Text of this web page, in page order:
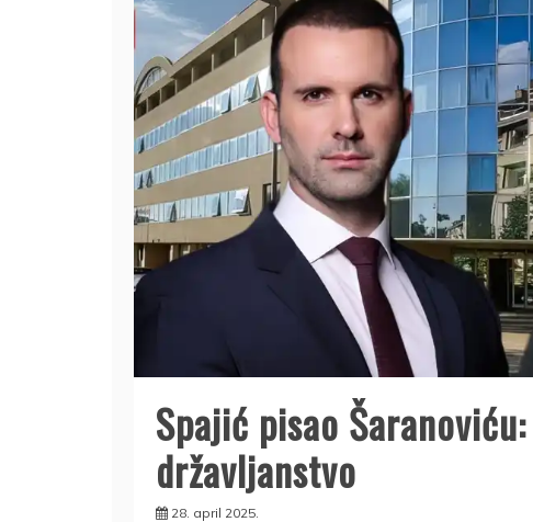
Spajić pisao
državljanstvo
28. april 2025.